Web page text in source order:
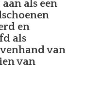
als een
en
als
van
van